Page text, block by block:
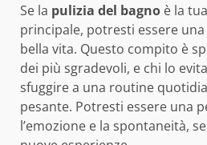
Se la pulizia del bagno è la
principale, potresti essere
bella vita. Questo compito è
dei più sgradevoli, e chi lo
sfuggire a una routine
pesante. Potresti essere una
l’emozione e la spontaneità,